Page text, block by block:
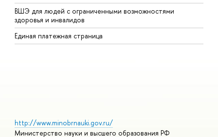
ВШЭ для людей с ограниченными возможностями
здоровья и инвалидов
Единая платежная страница
http://www.minobrnauki.gov.ru/
Министерство науки и высшего образования РФ